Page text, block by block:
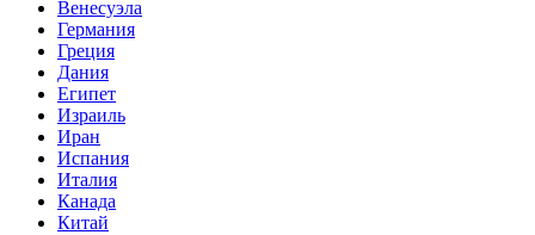
Венесуэла
Германия
Греция
Дания
Египет
Израиль
Иран
Испания
Италия
Канада
Китай